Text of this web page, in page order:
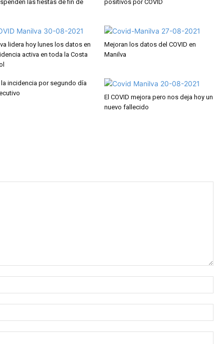
las fiestas de fin de
positivos por COVID
lidera hoy lunes los datos en
activa en toda la Costa
Mejoran los datos del COVID en
Manilva
la incidencia por segundo día
El COVID mejora pero nos deja hoy un
nuevo fallecido